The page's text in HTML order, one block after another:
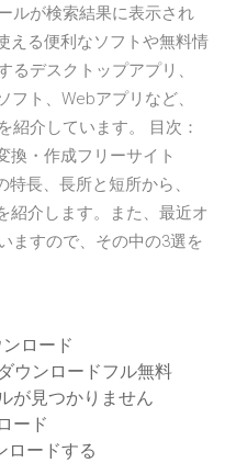
ルが検索結果に表示され
える便利なソフトや無料情
るデスクトップアプリ、
フト、Webアプリなど、
紹介しています。 目次：
換・作成フリーサイト
長、長所と短所から、
紹介します。また、最近オ
ますので、その中の3選を
ロード
ウンロードフル無料
が見つかりません
ード
ロードする